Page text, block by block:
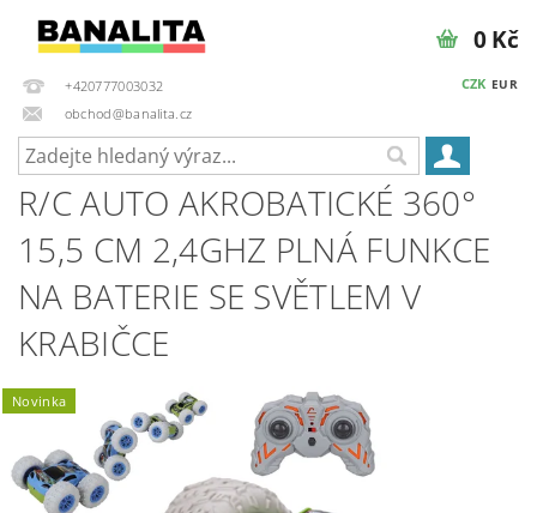
+420777003032
obchod@banalita.cz
CZK EUR
0 Kč
R/C AUTO AKROBATICKÉ 360°
15,5 CM 2,4GHZ PLNÁ FUNKCE
NA BATERIE SE SVĚTLEM V
KRABIČCE
Novinka